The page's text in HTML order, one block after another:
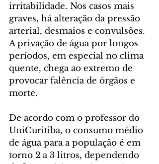
irritabilidade. Nos casos mais
graves, há alteração da pressão
arterial, desmaios e convulsões.
A privação de água por longos
períodos, em especial no clima
quente, chega ao extremo de
provocar falência de órgãos e
morte.
De acordo com o professor do
UniCuritiba, o consumo médio
de água para a população é em
torno 2 a 3 litros, dependendo